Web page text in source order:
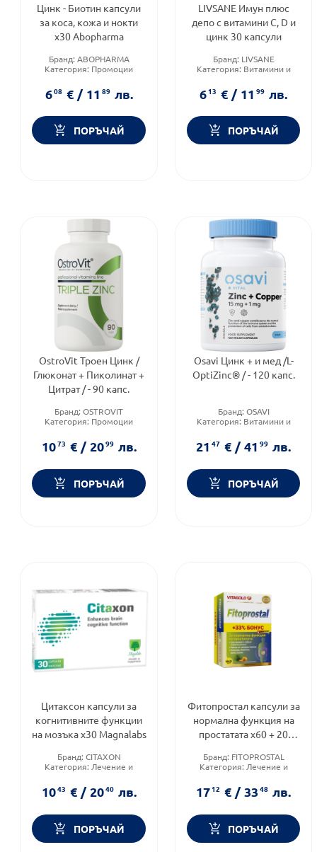
Цинк - Биотин капсули
за коса, кожа и нокти
х30 Abopharma
Бранд: ABOPHARMA
Категория: Промоции
608 € / 1189 лв.
ПОРЪЧАЙ
LIVSANE Имун плюс
депо с витамини С, D и
цинк 30 капсули
Бранд: LIVSANE
Категория: Витамини и
Форма на продукта:
613 € / 1199 лв.
ПОРЪЧАЙ
OstroVit Троен Цинк /
Глюконат + Пиколинат +
Цитрат / - 90 капс.
Бранд:OSTROVIT
Категория: Промоции
1073 € / 2099 лв.
ПОРЪЧАЙ
Osavi Цинк + и мед /L-
OptiZinc® / - 120 капс.
Бранд: OSAVI
Категория: Витамини и
Форма на продукта:
2147 € / 4199 лв.
ПОРЪЧАЙ
Цитаксон капсули за
когнитивните функции
на мозъка х30 Magnalabs
Бранд: CITAXON
Категория:Лечение и
Форма на продукта:
1043 € / 2040 лв.
ПОРЪЧАЙ
Фитопростал капсули за
нормална функция на
простатата х60 + 20
Бранд: FITOPROSTAL
Категория: Лечение и
Форма на продукта:
1712 € / 3348 лв.
ПОРЪЧАЙ